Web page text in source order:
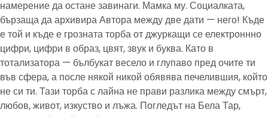
намерение да остане завинаги. Мамка му. Социалката,
бързаща да архивира Автора между две дати — него! Къде
е той и къде е грозната торба от джуркащи се електроннно
цифри, цифри в образ, цвят, звук и буква. Като в
тотализатора — бълбукат весело и глупаво пред очите ти
във сфера, а после някой никой обявява печелившия, който
не си ти. Тази торба с лайна не прави разлика между смърт,
любов, живот, изкуство и лъжа. Погледът на Бела Тар,